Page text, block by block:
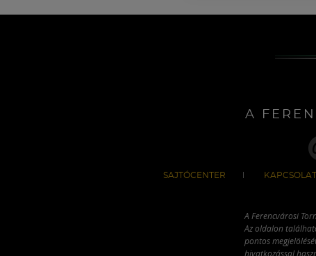
A
SAJTÓCENTER KAPCSOLAT
A Ferencvárosi
Az oldalon
pontos
hivatkozással